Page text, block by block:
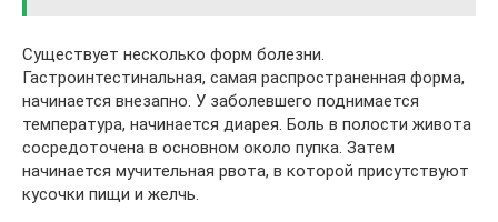
Существует несколько форм болезни.
Гастроинтестинальная, самая распространенная форма,
начинается внезапно. У заболевшего поднимается
температура, начинается диарея. Боль в полости живота
сосредоточена в основном около пупка. Затем
начинается мучительная рвота, в которой присутствуют
кусочки пищи и желчь.